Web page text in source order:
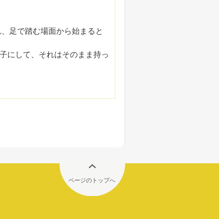
足で踏む場面から始まると
にして、それはそのまま持っ
ページのトップへ